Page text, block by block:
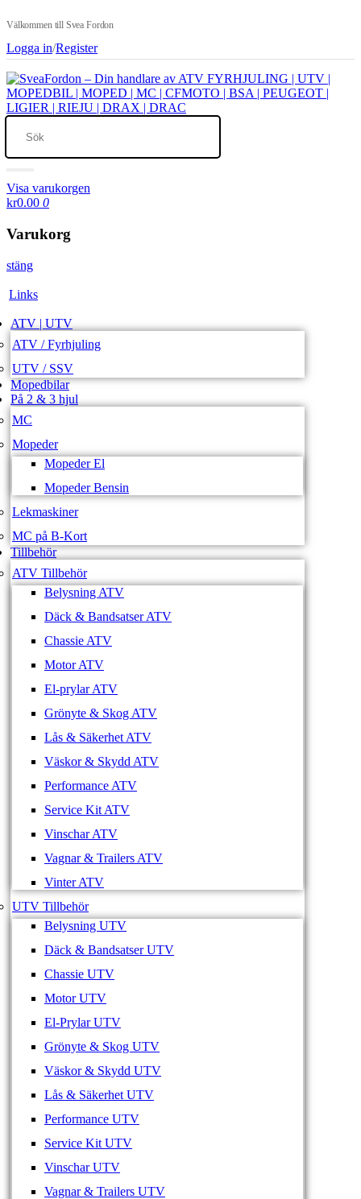
Välkommen till Svea Fordon
Logga in/Register
Visa varukorgen
kr0.00 0
Varukorg
stäng
Links
ATV | UTV
ATV / Fyrhjuling
UTV / SSV
Mopedbilar
På 2 & 3 hjul
MC
Mopeder
Mopeder El
Mopeder Bensin
Lekmaskiner
MC på B-Kort
Tillbehör
ATV Tillbehör
Belysning ATV
Däck & Bandsatser ATV
Chassie ATV
Motor ATV
El-prylar ATV
Grönyte & Skog ATV
Lås & Säkerhet ATV
Väskor & Skydd ATV
Performance ATV
Service Kit ATV
Vinschar ATV
Vagnar & Trailers ATV
Vinter ATV
UTV Tillbehör
Belysning UTV
Däck & Bandsatser UTV
Chassie UTV
Motor UTV
El-Prylar UTV
Grönyte & Skog UTV
Väskor & Skydd UTV
Lås & Säkerhet UTV
Performance UTV
Service Kit UTV
Vinschar UTV
Vagnar & Trailers UTV